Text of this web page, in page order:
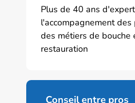
Plus de 40 ans
l'accompagnement
des métiers de bouche
restauration
Conseil entre pros